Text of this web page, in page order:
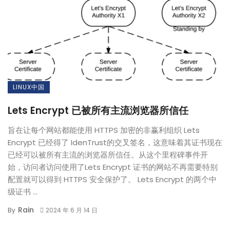
LINUX中国
Lets Encrypt 已被所有主流浏览器所信任
旨在让每个网站都能使用 HTTPS 加密的非赢利组织 Lets
Encrypt 已经得了 IdenTrust的交叉签名，这意味着其证书现在
已经可以被所有主流的浏览器所信任。从这个里程碑事件开
始，访问者访问使用了Lets Encrypt 证书的网站不再需要特别
配置就可以得到 HTTPS 安全保护了。 Lets Encrypt 的两个中
级证书 ...
By Rain 2024 年 6 月 14 日